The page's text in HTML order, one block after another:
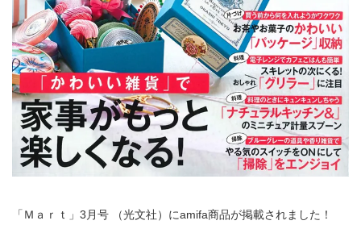
「Ｍａｒｔ」3月号 （光文社）にamifa商品が掲載されました！